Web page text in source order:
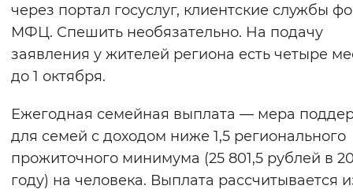
Синий фон
Изображения
Звуковой ассистент
Воспроизвести Остановить
через портал госуслуг, клиентские службы
МФЦ. Спешить необязательно. На подачу
заявления у жителей региона есть четыре
до 1 октября.
Ежегодная семейная выплата — мера
для семей с доходом ниже 1,5 регионального
прожиточного минимума (25 801,5 рублей в
году) на человека. Выплата рассчитывается